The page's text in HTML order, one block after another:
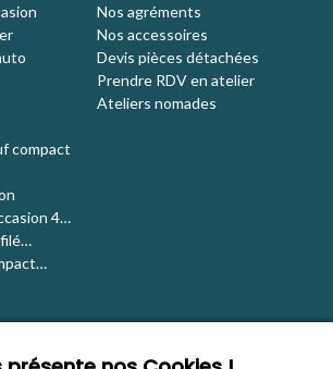
compact
4
Nos agréments
Nos accessoires
Devis pièces détachées
Prendre RDV en atelier
Ateliers nomades